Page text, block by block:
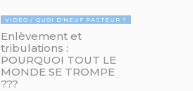
VIDÉO QUOI D'NEUF PASTEUR ?
Enlèvement et
tribulations :
POURQUOI TOUT LE
MONDE SE TROMPE
???